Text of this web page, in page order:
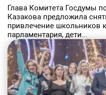
Глава Комитета Госдумы
Казакова предложила
привлечение школьников
парламентария, дети...